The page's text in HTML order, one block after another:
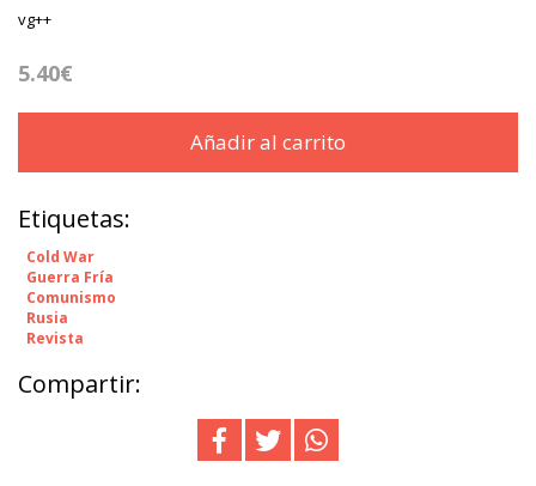
vg++
5.40€
Añadir al carrito
Etiquetas:
Cold War
Guerra Fría
Comunismo
Rusia
Revista
Compartir: